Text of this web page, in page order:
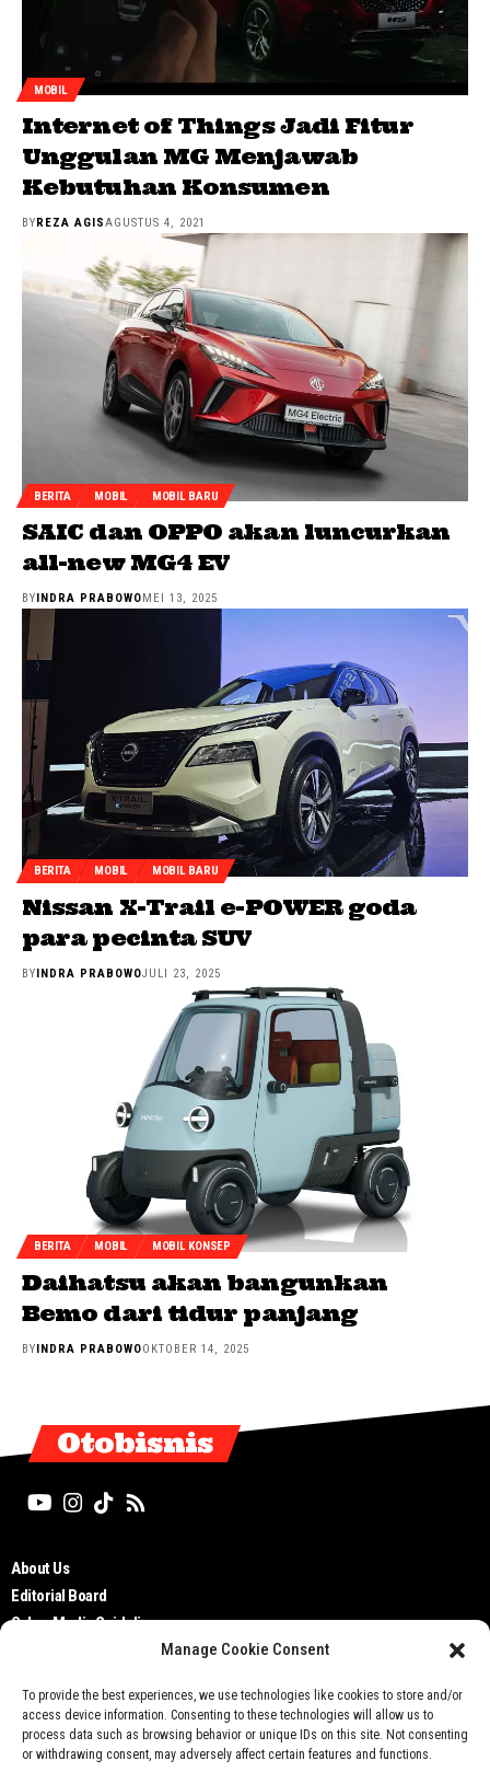
Manage Cookie Consent
To provide the best experiences, we use technologies like cookies to store and/or
access device information. Consenting to these technologies will allow us to
process data such as browsing behavior or unique IDs on this site. Not consenting
or withdrawing consent, may adversely affect certain features and functions.
MOBIL
Internet of Things Jadi Fitur
Unggulan MG Menjawab
Kebutuhan Konsumen
BY REZA AGISAGUSTUS 4, 2021
BERITA MOBIL MOBIL BARU
SAIC dan OPPO akan luncurkan
all-new MG4 EV
BYINDRA PRABOWOMEI 13, 2025
BERITA MOBIL MOBIL BARU
Nissan X-Trail e-POWER goda
para pecinta SUV
BYINDRA PRABOWOJULI 23, 2025
BERITA MOBIL MOBIL KONSEP
Daihatsu akan bangunkan
Bemo dari tidur panjang
BYINDRA PRABOWOOKTOBER 14, 2025
Otobisnis
About Us
Editorial Board
Cyber Media Guidelines
Privacy Policy
Contact Us